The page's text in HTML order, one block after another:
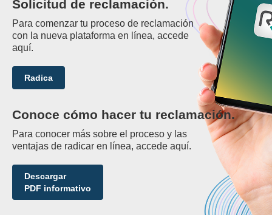
Solicitud de reclamación.
Para comenzar tu proceso de reclamación
con la nueva plataforma en línea, accede
aquí.
Radica
Conoce cómo hacer tu reclamación.
Para conocer más sobre el proceso y las
ventajas de radicar en línea, accede aquí.
Descargar
PDF informativo